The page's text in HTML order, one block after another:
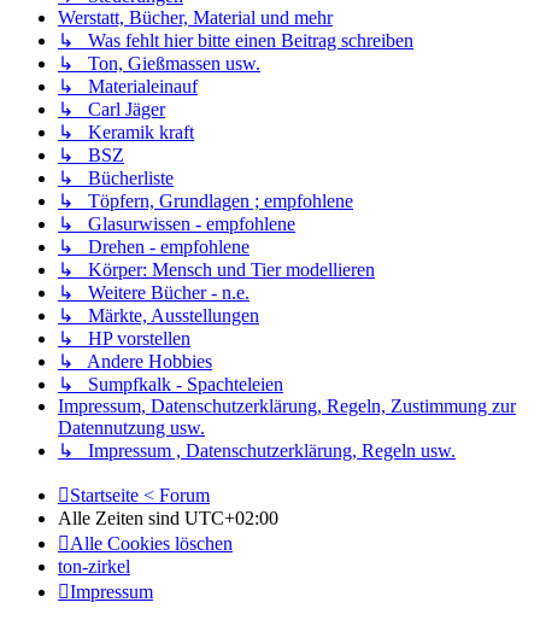
Werstatt, Bücher, Material und mehr
↳ Was fehlt hier bitte einen Beitrag schreiben
↳ Ton, Gießmassen usw.
↳ Materialeinauf
↳ Carl Jäger
↳ Keramik kraft
↳ BSZ
↳ Bücherliste
↳ Töpfern, Grundlagen ; empfohlene
↳ Glasurwissen - empfohlene
↳ Drehen - empfohlene
↳ Körper: Mensch und Tier modellieren
↳ Weitere Bücher - n.e.
↳ Märkte, Ausstellungen
↳ HP vorstellen
↳ Andere Hobbies
↳ Sumpfkalk - Spachteleien
Impressum, Datenschutzerklärung, Regeln, Zustimmung zur
Datennutzung usw.
↳ Impressum , Datenschutzerklärung, Regeln usw.
Startseite < Forum
Alle Zeiten sind UTC+02:00
Alle Cookies löschen
ton-zirkel
Impressum